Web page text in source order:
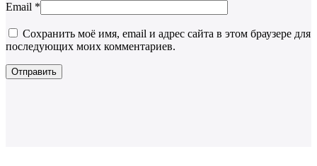
Email *
Сохранить моё имя, email и адрес сайта в этом браузере для
последующих моих комментариев.